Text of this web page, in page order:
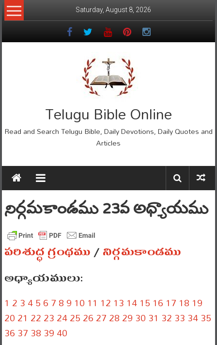
Skip
to
Saturday, August 8, 2026
Telugu Bible Online
Read and Search Telugu Bible, Daily Devotions, Daily Quotes and
Articles
నిర్గమకాండము 23వ అధ్యాయము
పరిశుద్ధ గ్రంథము/నిర్గమకాండము
అధ్యాయములు:
1 23456789 10 11 12 13 1415 16 17 18 19
2021 22232425262728293031 32333435
3637383940